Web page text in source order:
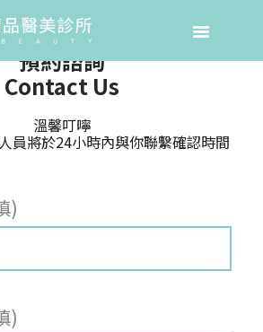
預約諮詢
Contact Us
溫馨叮嚀
員將於24小時內與你聯繫確認時間
)
)